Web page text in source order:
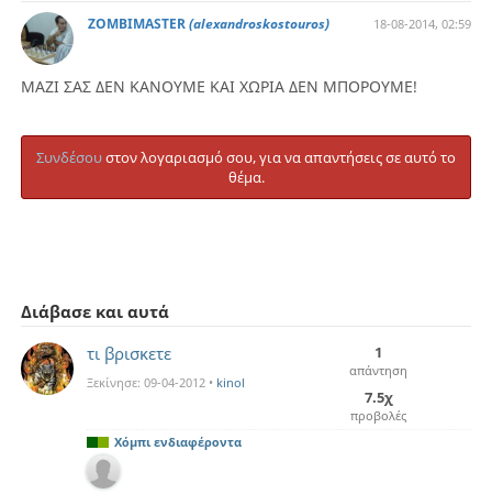
ZOMBIMASTER(alexandroskostouros) 18-08-2014, 02:59
ΜΑΖΙ ΣΑΣ ΔΕΝ ΚΑΝΟΥΜΕ ΚΑΙ ΧΩΡΙΑ ΔΕΝ ΜΠΟΡΟΥΜΕ!
Συνδέσουστον λογαριασμό σου, για να απαντήσεις σε αυτό το
θέμα.
Διάβασε και αυτά
τι βρισκετε
Ξεκίνησε: 09-04-2012 • kinol
1
απάντηση
7.5χ
προβολές
Χόμπι ενδιαφέροντα